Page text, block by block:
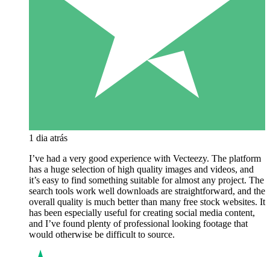
1 dia atrás
I’ve had a very good experience with Vecteezy. The platform
has a huge selection of high quality images and videos, and
it’s easy to find something suitable for almost any project. The
search tools work well downloads are straightforward, and the
overall quality is much better than many free stock websites. It
has been especially useful for creating social media content,
and I’ve found plenty of professional looking footage that
would otherwise be difficult to source.